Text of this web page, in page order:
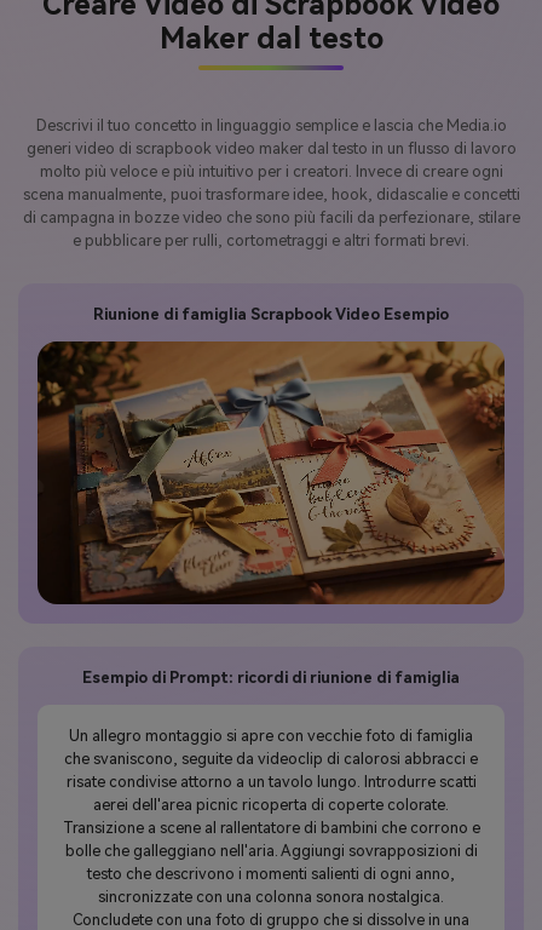
Maker dal testo
Descrivi il tuo concetto in linguaggio semplice e lascia che Media.io
generi video di scrapbook video maker dal testo in un flusso di lavoro
molto più veloce e più intuitivo per i creatori. Invece di creare ogni
scena manualmente, puoi trasformare idee, hook, didascalie e concetti
di campagna in bozze video che sono più facili da perfezionare, stilare
e pubblicare per rulli, cortometraggi e altri formati brevi.
Esempio di Prompt: ricordi di riunione di famiglia
Un allegro montaggio si apre con vecchie foto di famiglia
che svaniscono, seguite da videoclip di calorosi abbracci e
risate condivise attorno a un tavolo lungo. Introdurre scatti
aerei dell'area picnic ricoperta di coperte colorate.
Transizione a scene al rallentatore di bambini che corrono e
bolle che galleggiano nell'aria. Aggiungi sovrapposizioni di
testo che descrivono i momenti salienti di ogni anno,
sincronizzate con una colonna sonora nostalgica.
Concludete con una foto di gruppo che si dissolve in una
Riunione di famiglia Scrapbook Video Esempio